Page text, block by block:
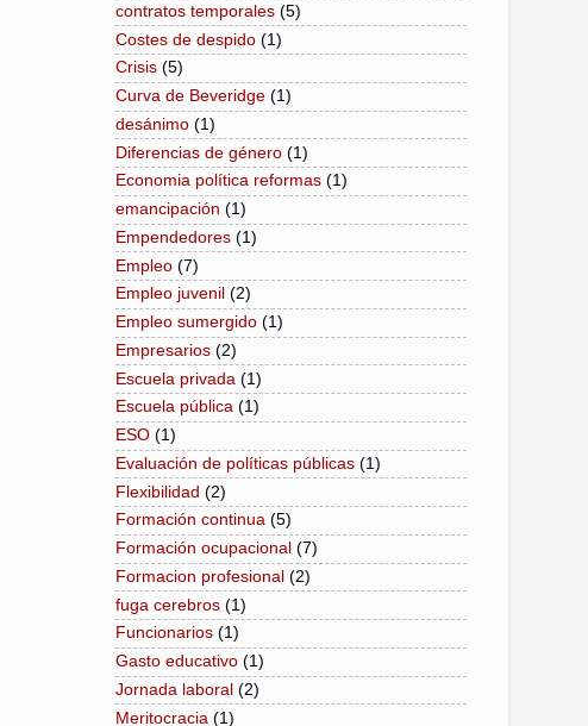
contratos temporales (5)
Costes de despido (1)
Crisis (5)
Curva de Beveridge (1)
desánimo (1)
Diferencias de género (1)
Economia política reformas (1)
emancipación (1)
Empendedores (1)
Empleo (7)
Empleo juvenil (2)
Empleo sumergido (1)
Empresarios (2)
Escuela privada (1)
Escuela pública (1)
ESO (1)
Evaluación de políticas públicas (1)
Flexibilidad (2)
Formación continua (5)
Formación ocupacional (7)
Formacion profesional (2)
fuga cerebros (1)
Funcionarios (1)
Gasto educativo (1)
Jornada laboral (2)
Meritocracia (1)